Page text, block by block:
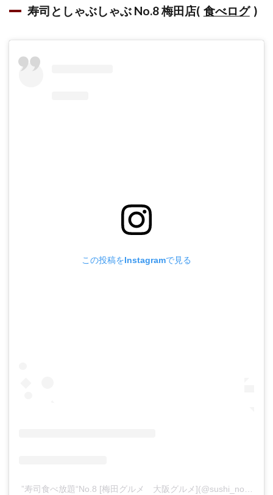
イン
ト総
寿司としゃぶしゃぶ No.8 梅田店( 食べログ )
この投稿をInstagramで見る
”寿司食べ放題“No.8 [梅田グルメ 大阪グルメ](@sushi_no8)がシェアした投稿